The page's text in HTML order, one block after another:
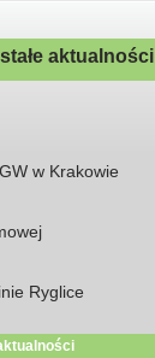
aktualności
w Krakowie
Ryglice